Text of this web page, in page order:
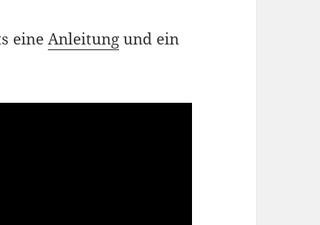
eineAnleitungund ein